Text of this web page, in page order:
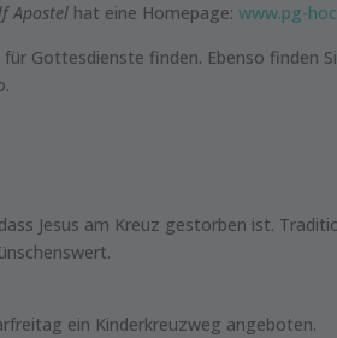
Apostel hat eine Homepage:www.pg-
Gottesdienste finden. Ebenso
Jesus am Kreuz gestorben ist.
ein Kinderkreuzweg angeboten.